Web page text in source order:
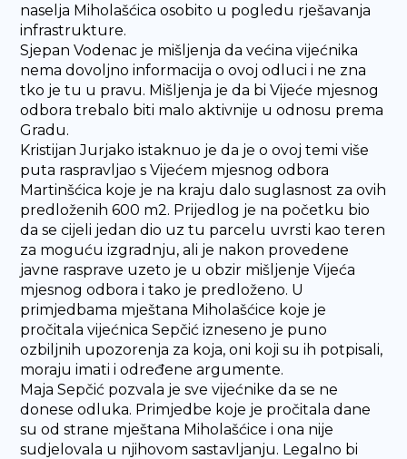
naselja Miholašćica osobito u pogledu rješavanja
infrastrukture.
Sjepan Vodenac je mišljenja da većina vijećnika
nema dovoljno informacija o ovoj odluci i ne zna
tko je tu u pravu. Mišljenja je da bi Vijeće mjesnog
odbora trebalo biti malo aktivnije u odnosu prema
Gradu.
Kristijan Jurjako istaknuo je da je o ovoj temi više
puta raspravljao s Vijećem mjesnog odbora
Martinšćica koje je na kraju dalo suglasnost za ovih
predloženih 600 m2. Prijedlog je na početku bio
da se cijeli jedan dio uz tu parcelu uvrsti kao teren
za moguću izgradnju, ali je nakon provedene
javne rasprave uzeto je u obzir mišljenje Vijeća
mjesnog odbora i tako je predloženo. U
primjedbama mještana Miholašćice koje je
pročitala vijećnica Sepčić izneseno je puno
ozbiljnih upozorenja za koja, oni koji su ih potpisali,
moraju imati i određene argumente.
Maja Sepčić pozvala je sve vijećnike da se ne
donese odluka. Primjedbe koje je pročitala dane
su od strane mještana Miholašćice i ona nije
sudjelovala u njihovom sastavljanju. Legalno bi